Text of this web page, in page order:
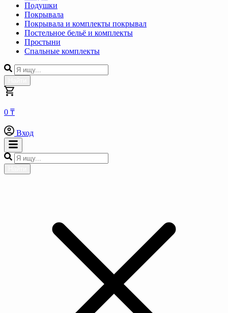
Подушки
Покрывала
Покрывала и комплекты покрывал
Постельное бельё и комплекты
Простыни
Спальные комплекты
0 ₸
Вход